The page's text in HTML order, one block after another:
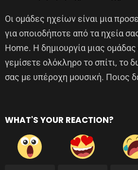
Οι ομάδες ηχείων είναι μια
για οποιοδήποτε από τα ηχεία
Home. Η δημιουργία μιας
γεμίσετε ολόκληρο το σπίτι, το
σας με υπέροχη μουσική. Ποιος
WHAT'S YOUR REACTION?